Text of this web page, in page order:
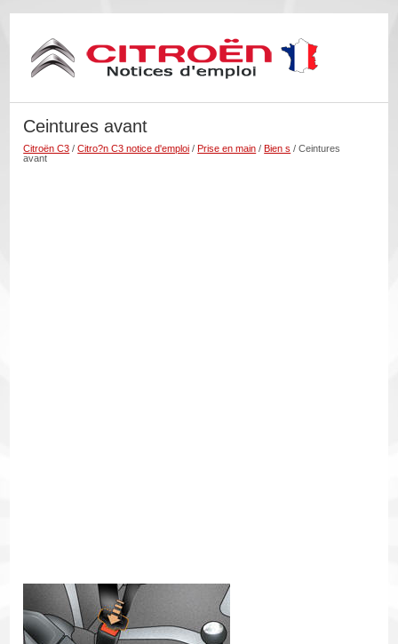
Ceintures avant
Citroën C3 /Citro?n C3 notice d'emploi /Prise en main /Bien s / Ceintures
avant